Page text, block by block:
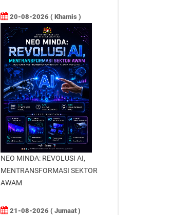
20-08-2026 ( Khamis )
NEO MINDA: REVOLUSI AI,
MENTRANSFORMASI SEKTOR
AWAM
21-08-2026 ( Jumaat )